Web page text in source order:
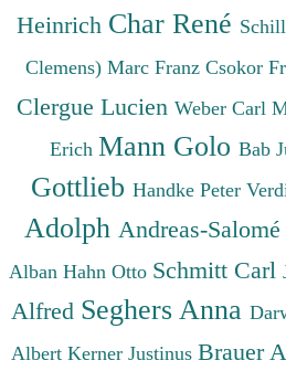
Heinrich Char René
Clemens) Marc Franz Csokor
Clergue Lucien Weber Carl
Erich Mann Golo Bab
Gottlieb Handke Peter
Adolph Andreas-
Alban Hahn Otto Schmitt Carl
Alfred Seghers Anna
Albert Kerner Justinus Brauer